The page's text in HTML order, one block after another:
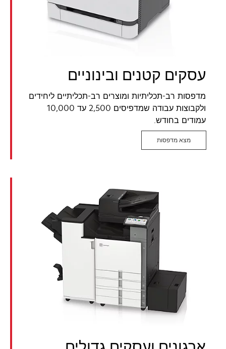
עסקים קטנים ובינוניים
מדפסות רב-תכליתיות ומוצרים רב-תכליתיים ליחידים
ולקבוצות עבודה שמדפיסים 2,500 עד 10,000
עמודים בחודש.
מצא מדפסות